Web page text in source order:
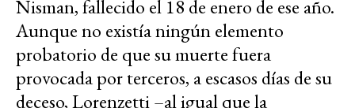
Nisman, fallecido el 18 de enero de ese año.
Aunque no existía ningún elemento
probatorio de que su muerte fuera
provocada por terceros, a escasos días de su
deceso, Lorenzetti –al igual que la